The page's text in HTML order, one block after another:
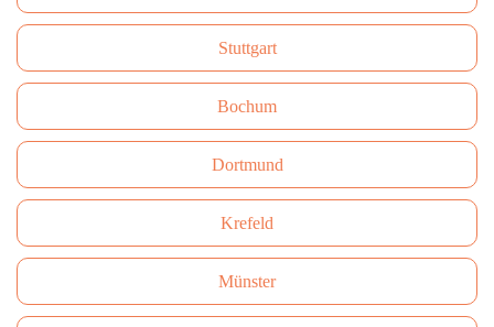
Stuttgart
Bochum
Dortmund
Krefeld
Münster